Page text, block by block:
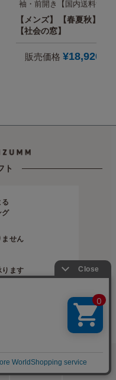
袖・前開き【国内送料無料
メンズ
春夏秋
社会の窓
販売価格 ¥18,920
ト
グ
ません
ります
詳しいお買い物ガイドへ